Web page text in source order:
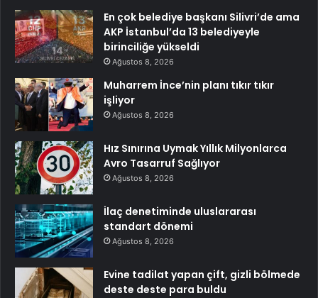
En çok belediye başkanı Silivri’de ama
AKP İstanbul’da 13 belediyeyle
birinciliğe yükseldi
Ağustos 8, 2026
Muharrem İnce’nin planı tıkır tıkır
işliyor
Ağustos 8, 2026
Hız Sınırına Uymak Yıllık Milyonlarca
Avro Tasarruf Sağlıyor
Ağustos 8, 2026
İlaç denetiminde uluslararası
standart dönemi
Ağustos 8, 2026
Evine tadilat yapan çift, gizli bölmede
deste deste para buldu